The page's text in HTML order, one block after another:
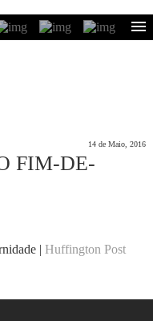
14 de Maio, 2016
FIM-DE-
| Huffington Post